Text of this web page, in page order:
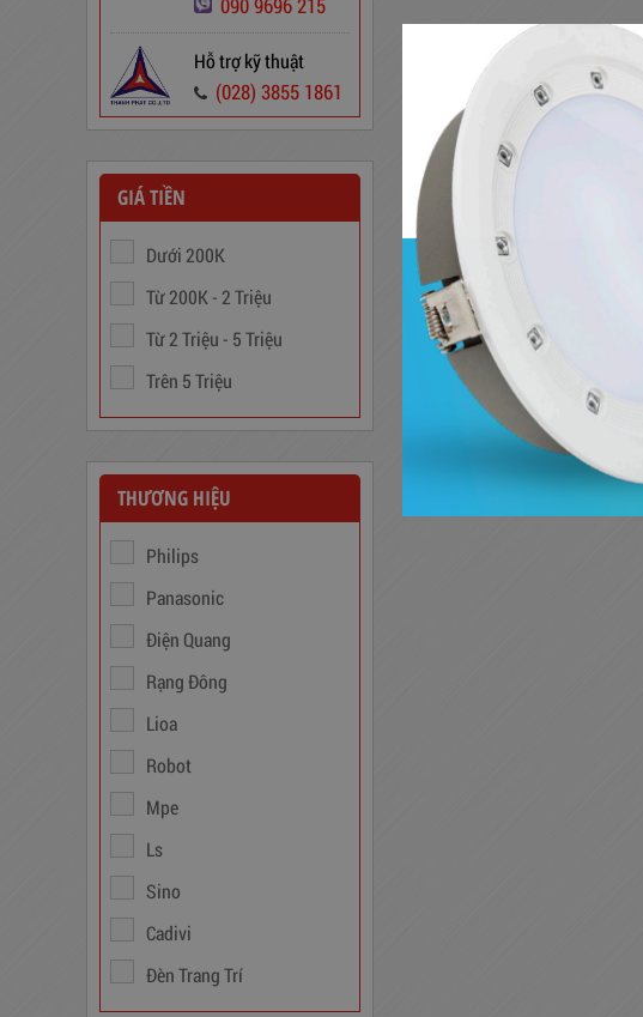
Ổn Áp 1 Pha SH 5000 II NEW
2020
3,380,000
Biến Áp Đổi Nguồn DN020
775,000
Hỗ trợ kỹ thuật
(028) 3855 1861
GIÁ TIỀN
Dưới 200K
Từ 200K - 2 Triệu
Từ 2 Triệu - 5 Triệu
Trên 5 Triệu
THƯƠNG HIỆU
Philips
Panasonic
Điện Quang
Rạng Đông
Lioa
Robot
Mpe
Ls
Sino
Cadivi
Đèn Trang Trí